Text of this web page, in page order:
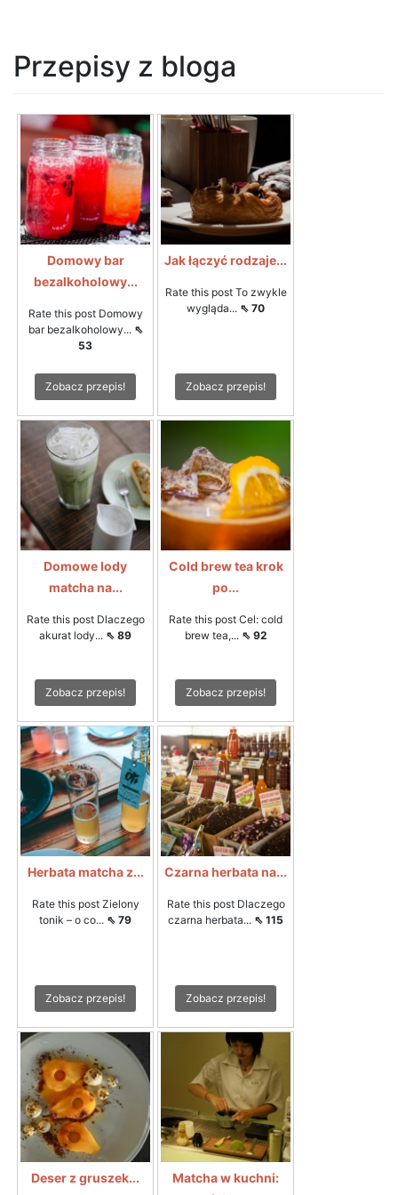
Przepisy z bloga
Domowy bar
bezalkoholowy...
Rate this post Domowy
bar bezalkoholowy... ⇖
53
Zobacz przepis!
Jak łączyć rodzaje...
Rate this post To zwykle
wygląda... ⇖ 70
Zobacz przepis!
Domowe lody
matcha na...
Rate this post Dlaczego
akurat lody... ⇖ 89
Zobacz przepis!
Cold brew tea krok
po...
Rate this post Cel: cold
brew tea,... ⇖ 92
Zobacz przepis!
Herbata matcha z...
Rate this post Zielony
tonik – o co... ⇖ 79
Zobacz przepis!
Czarna herbata na...
Rate this post Dlaczego
czarna herbata... ⇖ 115
Zobacz przepis!
Deser z gruszek...
Matcha w kuchni: